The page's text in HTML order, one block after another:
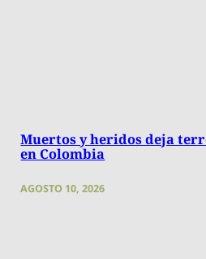
Muertos y heridos deja
en Colombia
AGOSTO 10, 2026